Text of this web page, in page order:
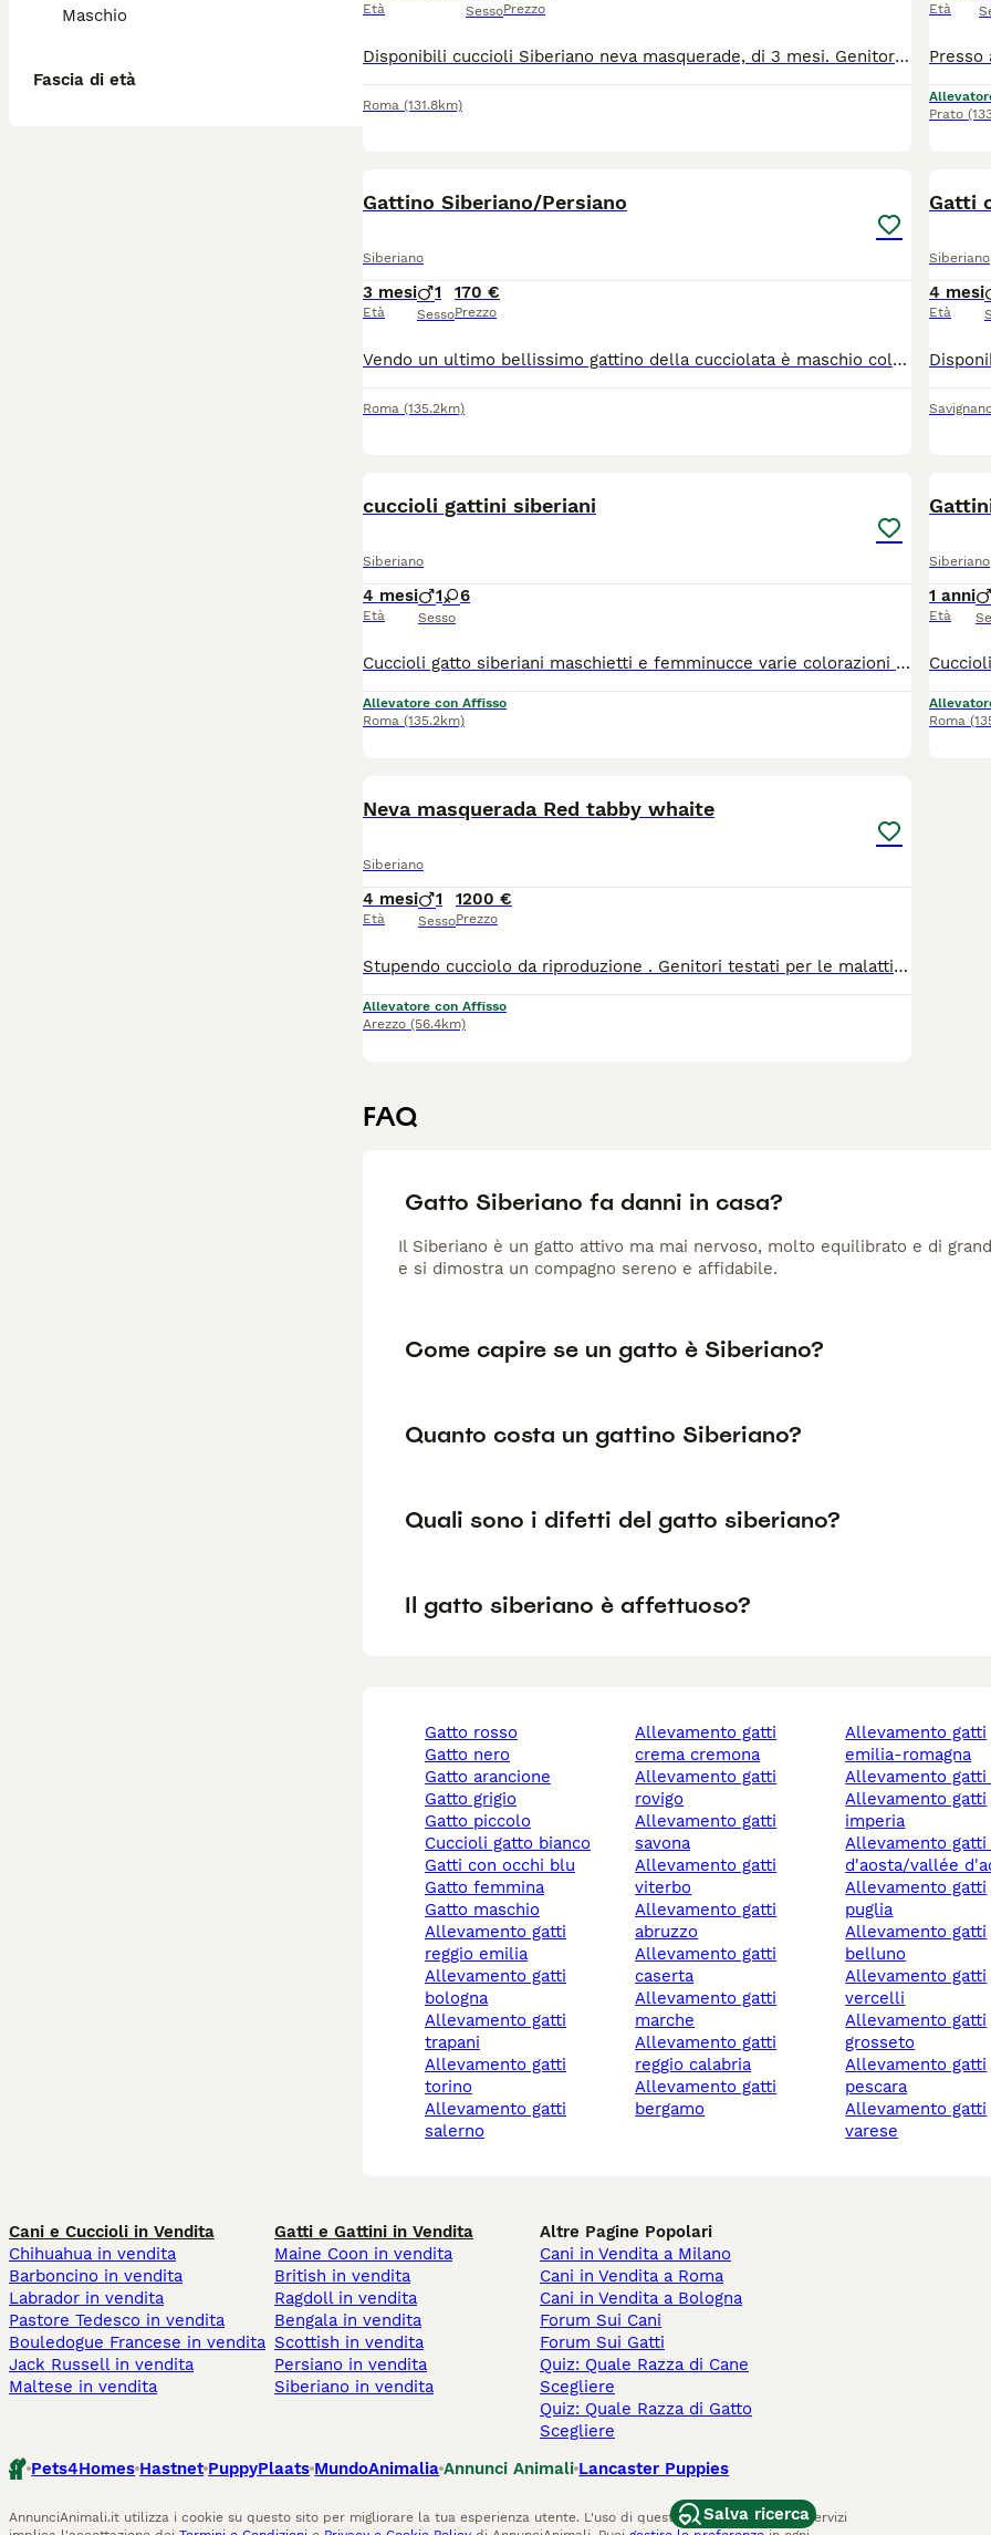
Maschio
Fascia di età
Età SessoPrezzo
Disponibili cuccioli Siberiano neva masquerade, di 3 mesi. Genitori con pedigree visibili. Sono gattini dal carattere dolcissimo adatti ai bambini e alla convivenza con altri animali. Verranno consegnati già sverminati e vaccinati. Mangiano in autonomia e sanno usare la lettiera.
Roma (131.8km)
Età
Prato
Gattino Siberiano/Persiano
Siberiano
3 mesi
Età
1
Sesso
170 €
Prezzo
Vendo un ultimo bellissimo gattino della cucciolata è maschio colore braun tabby nato in casa con genitori visibili ha tre mesi. Già sverminato e autosufficiente, deve essere solamente vaccinato per chi fosse interessato mi contatti telefonicamente al n 3425778503, prezzo 170€ Claudio. Si richiede la massima serietà grazie.
Roma (135.2km)
Gatti
Siberiano
4 mesi
Età
cuccioli gattini siberiani
Siberiano
4 mesi
Età
1 6
Sesso
Cuccioli gatto siberiani maschietti e femminucce varie colorazioni nati a marzo nat e cresciuti in casa bellissimi pelo ipoallergenico abituati ai bambini e ai cani genitori campioni nazionali pedigree alta genealogia sempre vaccinati visibili anche sul nostro sito internet cercando 'DOLCI PERLE SIBERIANÈ alla pagina CUCCIOLI DISPONIBILI esenti fiv/felv esenti pkd/hcm/PkDef allevamento 'dolci perle siberianè riconosciuto WCF e Fife cede già sverminati vaccinati svezzati abituati lettiera e al contatto umano con pedigree da compagnia contratto libretto sanitario microchip (il cui numero sarà comunicato in privato) Informazioni sui costi di cessione solo telefonicamente Tel.3206348763 dalle 9 alle 21 Disponibili in tutta Italia. Attenzione: solo il pedigree assicura l'appartenenza ad una razza, genitori e cuccioli devono avere il pedigree altrimenti perdono l'ipoallergenicità!
Allevatore con Affisso
Roma (135.2km)
Siberiano
1 anni
Età
Roma
Neva masquerada Red tabby whaite
Siberiano
4 mesi
Età
1
Sesso
1200 €
Prezzo
Stupendo cucciolo da riproduzione . Genitori testati per le malattie genetiche. Allevato in casa coi genitori ( visibili tutti e due) pedigree Anfi
Allevatore con Affisso
Arezzo (56.4km)
FAQ
Gatto Siberiano fa danni in casa?
Il Siberiano è un gatto attivo ma mai nervoso, molto equilibrato e di
e si dimostra un compagno sereno e affidabile.
Come capire se un gatto è Siberiano?
Quanto costa un gattino Siberiano?
Quali sono i difetti del gatto siberiano?
Il gatto siberiano è affettuoso?
gatto rosso
gatto nero
gatto arancione
gatto grigio
gatto piccolo
cuccioli gatto bianco
gatti con occhi blu
gatto femmina
gatto maschio
allevamento gatti
reggio emilia
allevamento gatti
bologna
allevamento gatti
trapani
allevamento gatti
torino
allevamento gatti
salerno
allevamento gatti
crema cremona
allevamento gatti
rovigo
allevamento gatti
savona
allevamento gatti
viterbo
allevamento gatti
abruzzo
allevamento gatti
caserta
allevamento gatti
marche
allevamento gatti
reggio calabria
allevamento gatti
bergamo
allevamento gatti
emilia-romagna
allevamento
allevamento gatti
imperia
allevamento gatti valle
d'aosta/vallée
allevamento gatti
puglia
allevamento gatti
belluno
allevamento gatti
vercelli
allevamento gatti
grosseto
allevamento gatti
pescara
allevamento gatti
varese
Salva ricerca
Cani e Cuccioli in Vendita
Chihuahua in vendita
Barboncino in vendita
Labrador in vendita
Pastore Tedesco in vendita
Bouledogue Francese in vendita
Jack Russell in vendita
Maltese in vendita
Gatti e Gattini in Vendita
Maine Coon in vendita
British in vendita
Ragdoll in vendita
Bengala in vendita
Scottish in vendita
Persiano in vendita
Siberiano in vendita
Altre Pagine Popolari
Cani in Vendita a Milano
Cani in Vendita a Roma
Cani in Vendita a Bologna
Forum Sui Cani
Forum Sui Gatti
Quiz: Quale Razza di Cane
Scegliere
Quiz: Quale Razza di Gatto
Scegliere
Pets4Homes Hastnet PuppyPlaats MundoAnimalia Annunci Animali Lancaster Puppies
AnnunciAnimali.it utilizza i cookie su questo sito per migliorare la tua esperienza utente. L'uso di questo sito Web e di altri servizi